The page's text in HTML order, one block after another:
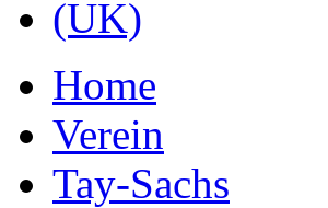
Home
Verein
Tay-Sachs